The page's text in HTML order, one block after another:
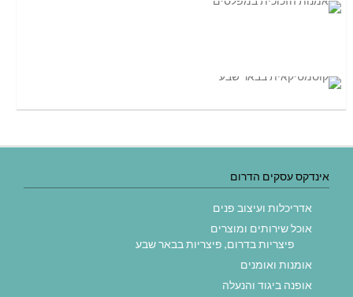
אינדקס עסקים הדרום
אדריכלות ועיצוב פנים
אוכל שירותים ומוצרים
פיצריות בדרום, פיצריות בבאר שבע
אומנות ואומנים
אופנה ביגוד והנעלה